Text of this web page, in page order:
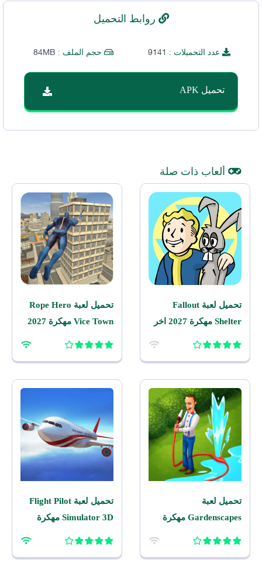
روابط التحميل
عدد التحميلات : 9141 حجم الملف : 84MB
تحميل APK
ألعاب ذات صلة
تحميل لعبة Fallout
Shelter مهكرة 2027 اخر
تحميل لعبة Rope Hero
Vice Town مهكرة 2027
تحميل لعبة
Gardenscapes مهكرة
تحميل لعبة Flight Pilot
Simulator 3D مهكرة